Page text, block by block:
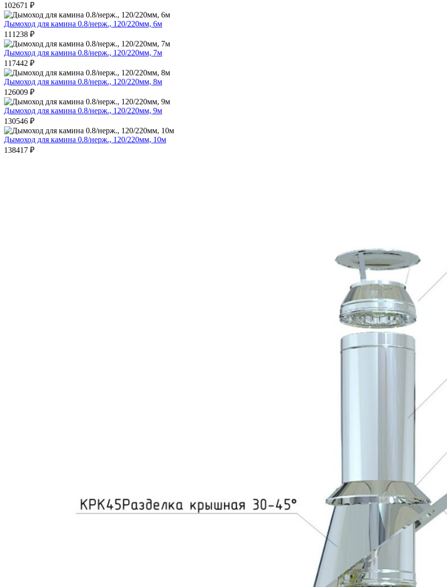
102671 ₽
Дымоход для камина 0.8/нерж., 120/220мм, 6м
111238 ₽
Дымоход для камина 0.8/нерж., 120/220мм, 7м
117442 ₽
Дымоход для камина 0.8/нерж., 120/220мм, 8м
126009 ₽
Дымоход для камина 0.8/нерж., 120/220мм, 9м
130546 ₽
Дымоход для камина 0.8/нерж., 120/220мм, 10м
138417 ₽